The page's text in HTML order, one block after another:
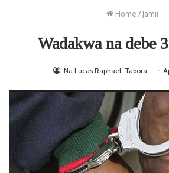
Home / Jamii
Wadakwa na debe
Na Lucas Raphael, Tabora